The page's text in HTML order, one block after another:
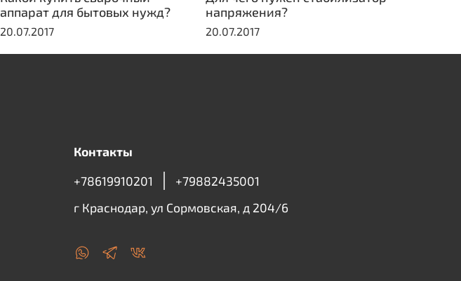
аппарат для бытовых нужд?
20.07.2017
напряжения?
20.07.2017
Контакты
+78619910201
+79882435001
г Краснодар, ул Сормовская, д 204/6